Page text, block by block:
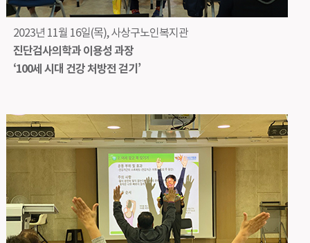
2023년 11월 16일(목), 사상구노인복지관
진단검사의학과 이용성 과장
‘100세 시대 건강 처방전 걷기’